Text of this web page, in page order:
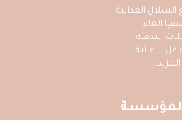
السلال الغذائية
الماء
التدفئة
الإغاثية
المزيد ...